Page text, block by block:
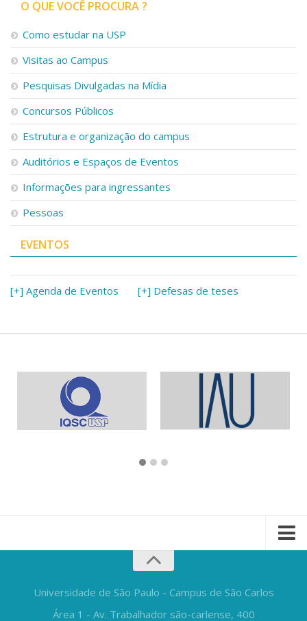
O QUE VOCÊ PROCURA ?
Como estudar na USP
Visitas ao Campus
Pesquisas Divulgadas na Mídia
Concursos Públicos
Estrutura e organização do campus
Auditórios e Espaços de Eventos
Informações para ingressantes
Pessoas
EVENTOS
[+] Agenda de Eventos [+] Defesas de teses
Universidade de São Paulo - Campus de São Carlos
Área 1 - Av. Trabalhador são-carlense, 400